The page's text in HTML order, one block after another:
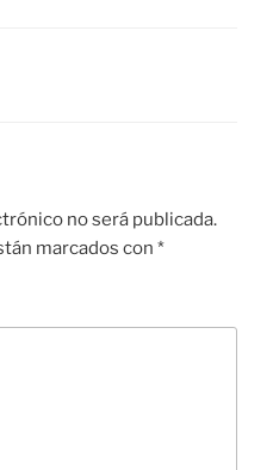
no será publicada.
marcados con *